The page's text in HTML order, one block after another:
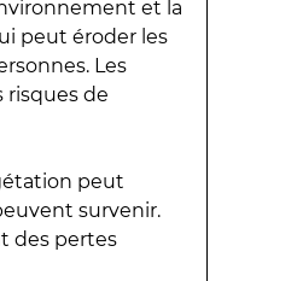
et la
peut éroder les
Les
risques de
peut
survenir.
des pertes